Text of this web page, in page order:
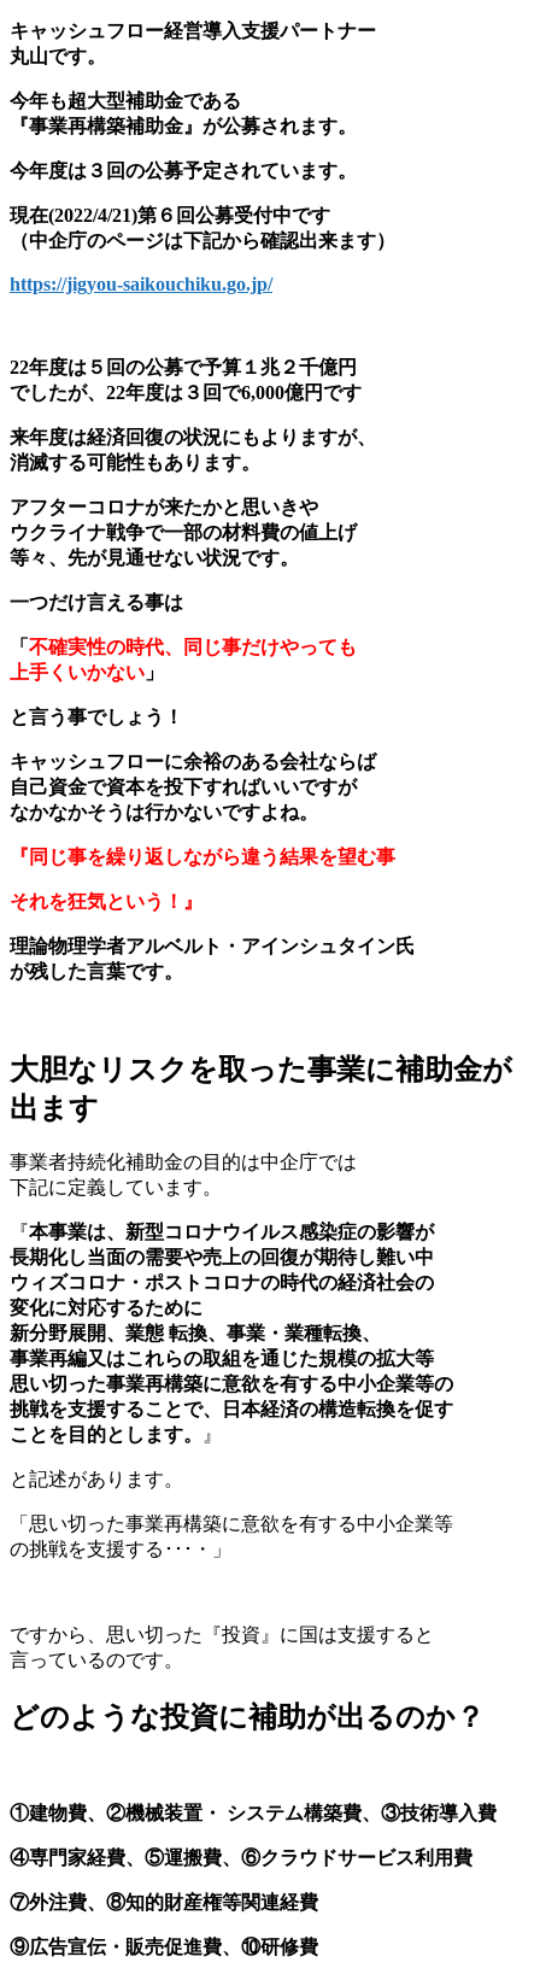
キャッシュフロー経営導入支援パートナー
丸山です。
今年も超大型補助金である
『事業再構築補助金』が公募されます。
今年度は３回の公募予定されています。
現在(2022/4/21)第６回公募受付中です
（中企庁のページは下記から確認出来ます）
https://jigyou-saikouchiku.go.jp/
22年度は５回の公募で予算１兆２千億円
でしたが、22年度は３回で6,000億円です
来年度は経済回復の状況にもよりますが、
消滅する可能性もあります。
アフターコロナが来たかと思いきや
ウクライナ戦争で一部の材料費の値上げ
等々、先が見通せない状況です。
一つだけ言える事は
「 不確実性の時代、同じ事だけやっても
上手くいかない 」
と言う事でしょう！
キャッシュフローに余裕のある会社ならば
自己資金で資本を投下すればいいですが
なかなかそうは行かないですよね。
『同じ事を繰り返しながら違う結果を望む事
それを狂気という！』
理論物理学者アルベルト・アインシュタイン氏
が残した言葉です。
大胆なリスクを取った事業に補助金が
出ます
事業者持続化補助金の目的は中企庁では
下記に定義しています。
『本事業は、新型コロナウイルス感染症の影響が
長期化し当面の需要や売上の回復が期待し難い中
ウィズコロナ・ポストコロナの時代の経済社会の
変化に対応するために
新分野展開、業態 転換、事業・業種転換、
事業再編又はこれらの取組を通じた規模の拡大等
思い切った事業再構築に意欲を有する中小企業等の
挑戦を支援することで、日本経済の構造転換を促す
ことを目的とします。
』
と記述があります。
「思い切った事業再構築に意欲を有する中小企業等
の挑戦を支援する･･･・」
ですから、思い切った『投資』に国は支援すると
言っているのです。
どのような投資に補助が出るのか？
①建物費、②機械装置・ システム構築費、③技術導入費
④専門家経費、⑤運搬費、⑥クラウドサービス利用費
⑦外注費、⑧知的財産権等関連経費
⑨広告宣伝・販売促進費、⑩研修費